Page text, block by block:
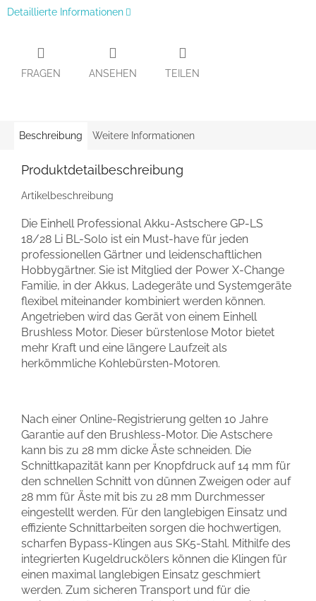
Detaillierte Informationen
FRAGEN ANSEHEN TEILEN
Beschreibung Weitere Informationen
Produktdetailbeschreibung
Artikelbeschreibung
Die Einhell Professional Akku-Astschere GP-LS
18/28 Li BL-Solo ist ein Must-have für jeden
professionellen Gärtner und leidenschaftlichen
Hobbygärtner. Sie ist Mitglied der Power X-Change
Familie, in der Akkus, Ladegeräte und Systemgeräte
flexibel miteinander kombiniert werden können.
Angetrieben wird das Gerät von einem Einhell
Brushless Motor. Dieser bürstenlose Motor bietet
mehr Kraft und eine längere Laufzeit als
herkömmliche Kohlebürsten-Motoren.
Nach einer Online-Registrierung gelten 10 Jahre
Garantie auf den Brushless-Motor. Die Astschere
kann bis zu 28 mm dicke Äste schneiden. Die
Schnittkapazität kann per Knopfdruck auf 14 mm für
den schnellen Schnitt von dünnen Zweigen oder auf
28 mm für Äste mit bis zu 28 mm Durchmesser
eingestellt werden. Für den langlebigen Einsatz und
effiziente Schnittarbeiten sorgen die hochwertigen,
scharfen Bypass-Klingen aus SK5-Stahl. Mithilfe des
integrierten Kugeldruckölers können die Klingen für
einen maximal langlebigen Einsatz geschmiert
werden. Zum sicheren Transport und für die